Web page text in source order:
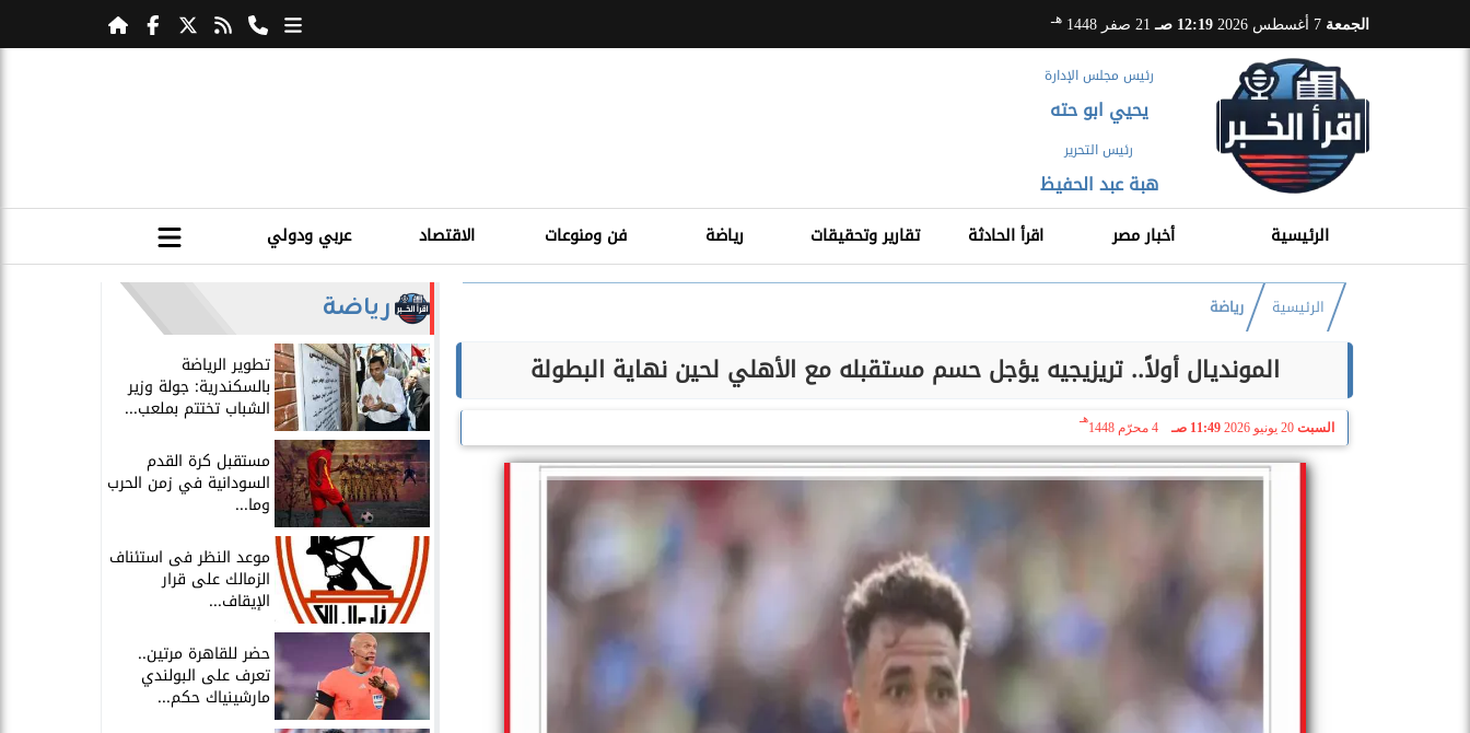
الجمعة 12:19 صـ 21 صفر 1448 هـ
رئيس مجلس الإدارة
يحيي ابو حته
رئيس التحرير
هبة عبد الحفيظ
الرئيسية أخبار مصر اقرأ الحادثة تقارير وتحقيقات رياضة فن ومنوعات الاقتصاد عربي ودولي
الرئيسية رياضة
المونديال أولاً.. تريزيجيه يؤجل حسم مستقبله مع الأهلي لحين نهاية البطولة
السبت 20 يونيو 2026 11:49 صـ 4 محرّم 1448
هـ
رياضة
​تطوير الرياضة
بالسكندرية: جولة وزير
الشباب تختتم بملعب...
مستقبل كرة القدم
السودانية في زمن الحرب
وما...
موعد النظر فى استئناف
الزمالك على قرار
الإيقاف...
حضر للقاهرة مرتين..
تعرف على البولندي
مارشينياك حكم...